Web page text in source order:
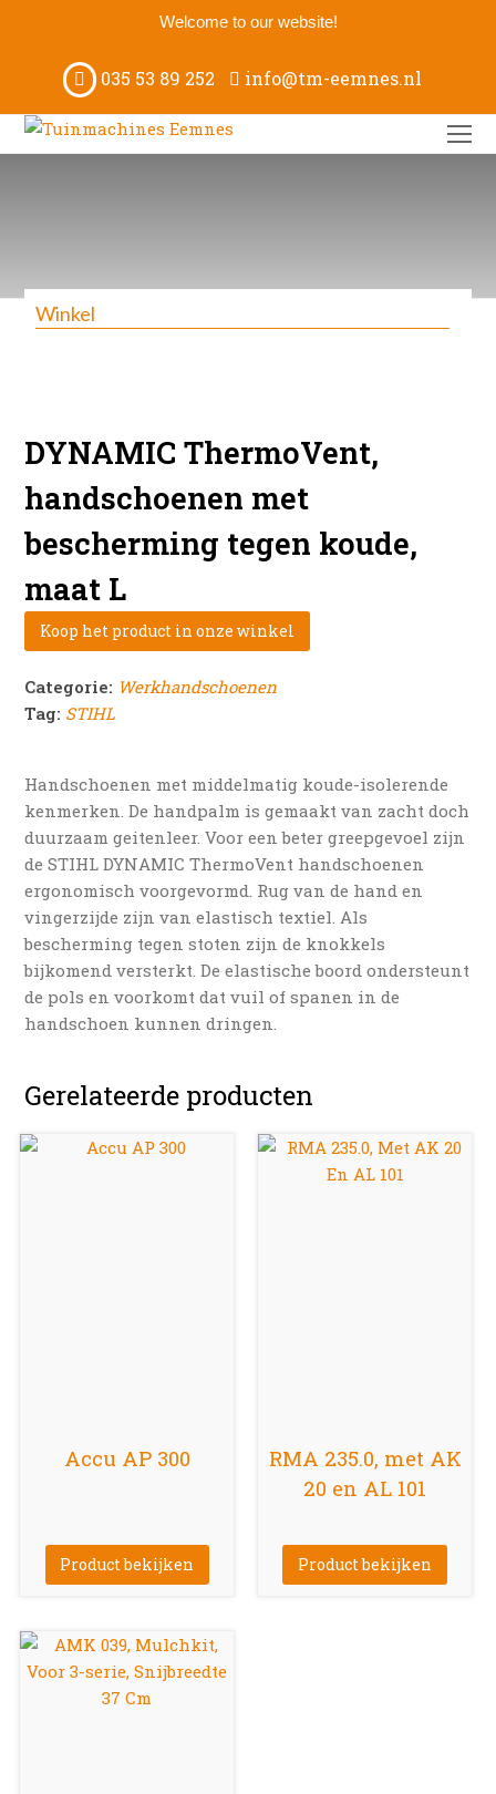
Welcome to our website!
035 53 89 252 info@tm-eemnes.nl
Winkel
DYNAMIC ThermoVent,
handschoenen met
bescherming tegen koude,
maat L
Koop het product in onze winkel
Categorie: Werkhandschoenen
Tag: STIHL
Handschoenen met middelmatig koude-isolerende
kenmerken. De handpalm is gemaakt van zacht doch
duurzaam geitenleer. Voor een beter greepgevoel zijn
de STIHL DYNAMIC ThermoVent handschoenen
ergonomisch voorgevormd. Rug van de hand en
vingerzijde zijn van elastisch textiel. Als
bescherming tegen stoten zijn de knokkels
bijkomend versterkt. De elastische boord ondersteunt
de pols en voorkomt dat vuil of spanen in de
handschoen kunnen dringen.
Gerelateerde producten
Accu AP 300
Product bekijken
RMA 235.0, met AK
20 en AL 101
Product bekijken